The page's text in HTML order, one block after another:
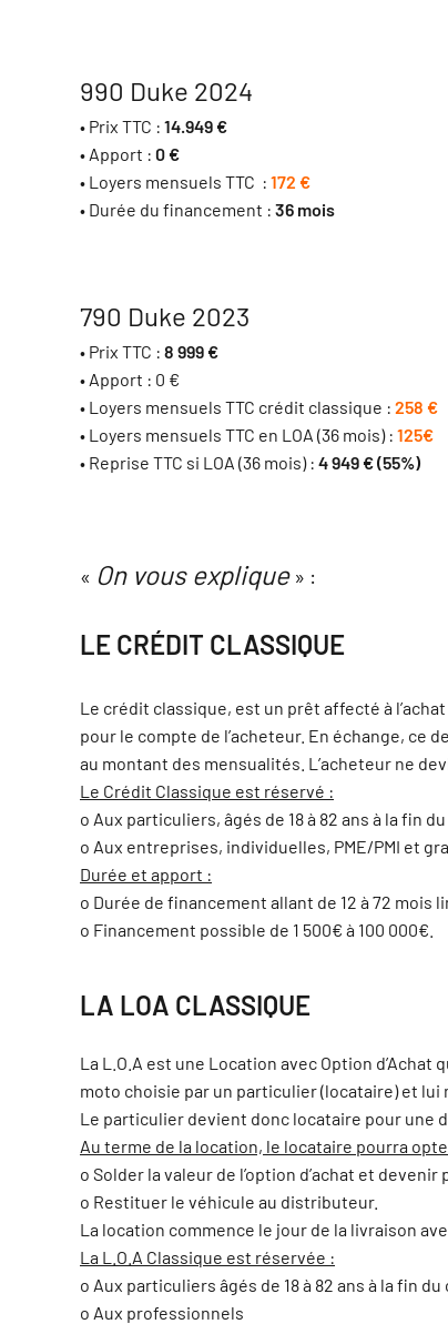
990 Duke 2024
• Prix TTC : 14.949 €
• Apport : 0 €
• Loyers mensuels TTC : 172 €
• Durée du financement : 36 mois
790 Duke 2023
• Prix TTC : 8 999 €
• Apport : 0 €
• Loyers mensuels TTC crédit classique : 258 €
• Loyers mensuels TTC en LOA (36 mois) : 125€
• Reprise TTC si LOA (36 mois) : 4 949 € (55%)
« On vous explique» :
LE CRÉDIT CLASSIQUE
Le crédit classique, est un prêt affecté à
pour le compte de l’acheteur. En échange,
au montant des mensualités. L’acheteur ne
Le Crédit Classique est réservé :
o Aux particuliers, âgés de 18 à 82 ans à la fin
o Aux entreprises, individuelles, PME/PMI et
Durée et apport :
o Durée de financement allant de 12 à 72 mois
o Financement possible de 1 500€ à 100 000€.
LA LOA CLASSIQUE
La L.O.A est une Location avec Option
moto choisie par un particulier (locataire) et
Le particulier devient donc locataire pour une
Au terme de la location, le locataire pourra
o Solder la valeur de l’option d’achat et
o Restituer le véhicule au distributeur.
La location commence le jour de la livraison
La L.O.A Classique est réservée :
o Aux particuliers âgés de 18 à 82 ans à la fin
o Aux professionnels